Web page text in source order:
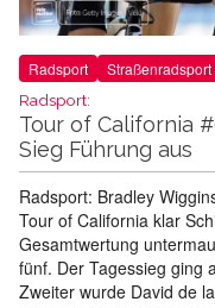
Radsport Straßenradsport
Radsport:
Tour of California
Sieg Führung aus
Radsport: Bradley
Tour of California klar
Gesamtwertung
fünf. Der Tagessieg ging
Zweiter wurde David de